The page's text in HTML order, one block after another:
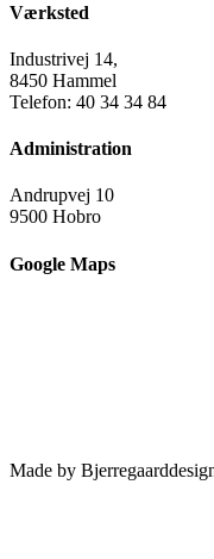
Værksted
Industrivej 14,
8450 Hammel
Telefon: 40 34 34 84
Administration
Andrupvej 10
9500 Hobro
Google Maps
Made by